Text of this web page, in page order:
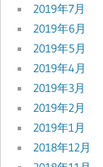
2019年7月
2019年6月
2019年5月
2019年4月
2019年3月
2019年2月
2019年1月
2018年12月